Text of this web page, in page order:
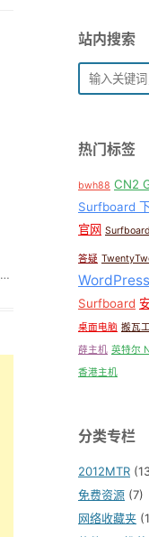
日本CN2 GIA,洛
站内搜索
热门标签
bwh88 CN2
Surfboard
官网
答疑
WordPress
Surfboard
桌面电脑 搬瓦
薛主机 英特尔
香港主机
分类专栏
2012MTR
免费资源 (7)
网络收藏夹